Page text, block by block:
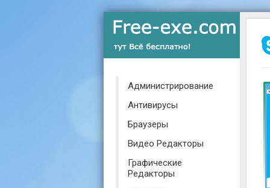
Администрирование
Антивирусы
Браузеры
Видео Редакторы
Графические
Редакторы